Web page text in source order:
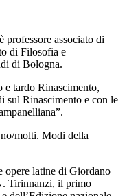
è professore associato di
di Filosofia e
di Bologna.
e tardo Rinascimento,
sul Rinascimento e con le
molti. Modi della
opere latine di Giordano
Tirinnanzi, il primo